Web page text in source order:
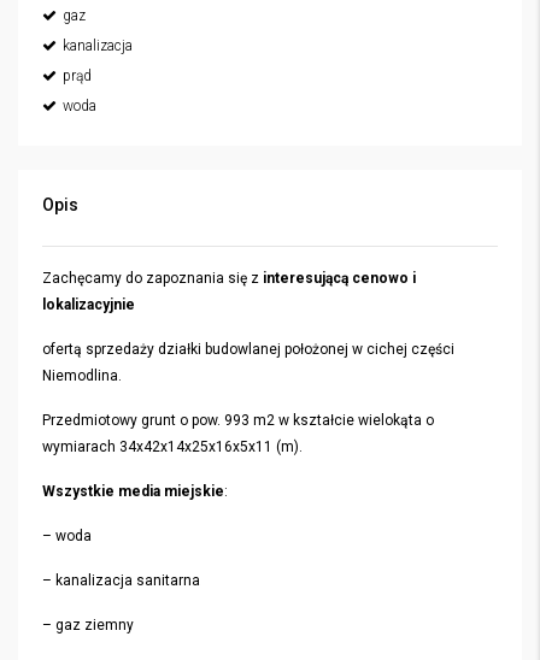
gaz
kanalizacja
prąd
woda
Opis
Zachęcamy do zapoznania się z interesującą cenowo i
lokalizacyjnie
ofertą sprzedaży działki budowlanej położonej w cichej części
Niemodlina.
Przedmiotowy grunt o pow. 993 m2 w kształcie wielokąta o
wymiarach 34x42x14x25x16x5x11 (m).
Wszystkie media miejskie:
– woda
– kanalizacja sanitarna
– gaz ziemny